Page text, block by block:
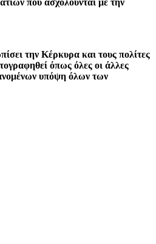
την Κέρκυρα και τους πολίτες
όπως όλες οι άλλες
υπόψη όλων των